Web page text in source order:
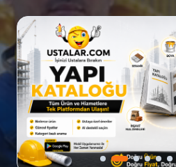
Fırsat İlanlar
Google Play
Gizlilik Politikası